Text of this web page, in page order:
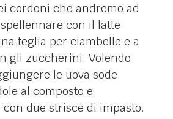
cordoni che andremo ad
con il latte
teglia per ciambelle e a
gli zuccherini. Volendo
le uova sode
al composto e
due strisce di impasto.